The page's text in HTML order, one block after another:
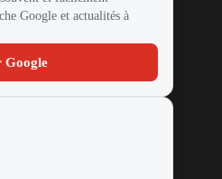
Google et actualités à
Google